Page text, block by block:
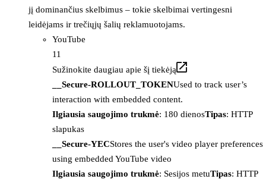
jį dominančius skelbimus – tokie skelbimai vertingesni
leidėjams ir trečiųjų šalių reklamuotojams.
YouTube
11
Sužinokite daugiau apie šį tiekėją
__Secure-ROLLOUT_TOKENUsed to track user’s
interaction with embedded content.
Ilgiausia saugojimo trukmė: 180 dienosTipas: HTTP
slapukas
__Secure-YECStores the user's video player preferences
using embedded YouTube video
Ilgiausia saugojimo trukmė: Sesijos metuTipas: HTTP